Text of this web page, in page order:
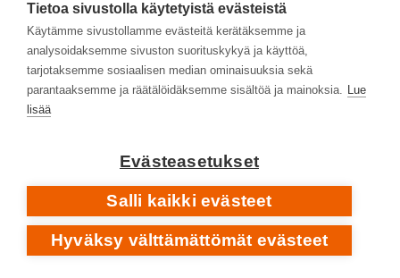
Topias Tiheäsalo
Tietoa sivustolla käytetyistä evästeistä
Käytämme sivustollamme evästeitä kerätäksemme ja
analysoidaksemme sivuston suorituskykyä ja käyttöä,
tarjotaksemme sosiaalisen median ominaisuuksia sekä
parantaaksemme ja räätälöidäksemme sisältöä ja mainoksia. Lue
lisää
Evästeasetukset
Salli kaikki evästeet
Hyväksy välttämättömät evästeet